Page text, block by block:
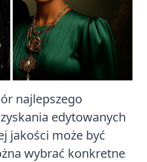
najlepszego
edytowanych
jakości może być
wybrać konkretne